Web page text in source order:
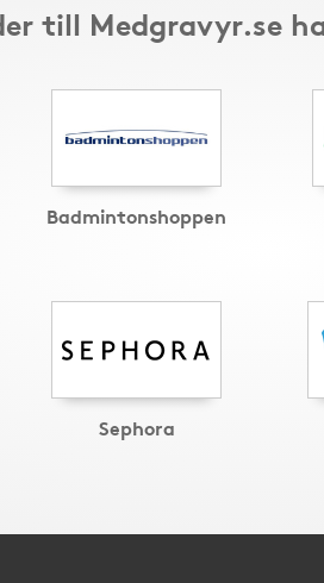
till Medgravyr.se
Badmintonshoppen
Sephora